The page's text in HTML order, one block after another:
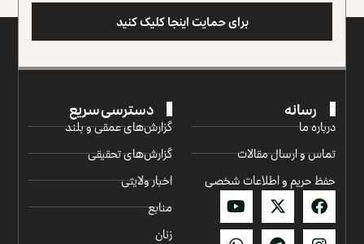
برای حمایت اینجا کلیک کنید
رسانه
درباره ما
تماس و ارسال مقالات
حفظ حریم و اطلاعات شخصی
دسترسی سریع
گزارش‌‌های عمقی و بلند
گزارش‌های تحقیقی
اخبار ولایتی
منابع
زنان